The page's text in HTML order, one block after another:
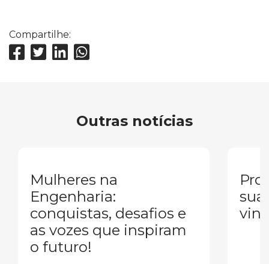
Compartilhe:
Outras notícias
Mulheres na
Engenharia:
conquistas, desafios e
as vozes que inspiram
o futuro!
sua